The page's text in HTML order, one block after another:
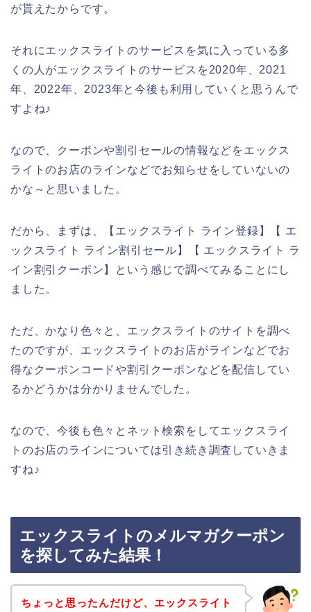
が貰えたからです。
それにエックスライトのサービスを気に入っている多
くの人がエックスライトのサービスを2020年、2021
年、2022年、2023年と今後も利用していくと思うんで
すよね♪
なので、クーポンや割引セールの情報などをエックス
ライトのお店のラインなどでお知らせをしていないの
かな～と思いました。
だから、まずは、【エックスライト ライン登録】【 エ
ックスライト ライン割引セール】【 エックスライト ラ
イン割引クーポン】という感じで調べてみることにし
ました。
ただ、かなり色々と、エックスライトのサイトを調べ
たのですが、エックスライトのお店がラインなどでお
得なクーポンコードや割引クーポンなどを配信してい
るかどうかは分かりませんでした。
なので、今後も色々とネット検索をしてエックスライ
トのお店のラインについては引き続き調査していきま
すね♪
エックスライトのメルマガクーポン
を探してみた結果！
ちょっと思ったんだけど、エックスライト